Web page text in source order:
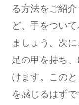
る方法をご紹
ど、手をつい
ましょう。次
足の甲を持ち
けます。この
を感じるはず